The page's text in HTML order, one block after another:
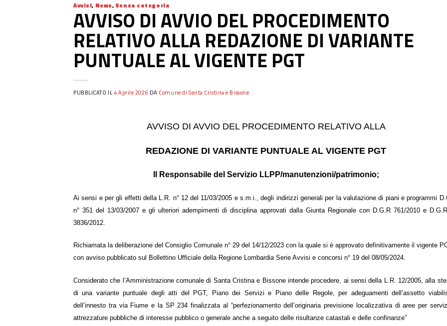
Avvisi, News, Senza categoria
AVVISO DI AVVIO DEL PROCEDIMENTO
RELATIVO ALLA REDAZIONE DI VARIANTE
PUNTUALE AL VIGENTE PGT
PUBBLICATO IL4 Aprile 2026 DA Comune di Santa Cristina e Bissone
AVVISO DI AVVIO DEL PROCEDIMENTO RELATIVO ALLA
REDAZIONE DI VARIANTE PUNTUALE AL VIGENTE PGT
Il Responsabile del Servizio LLPP/manutenzioni/patrimonio;
Ai sensi e per gli effetti della L.R. n° 12 del 11/03/2005 e s.m.i., degli indirizzi generali per la valutazione di piani e programmi
n° 351 del 13/03/2007 e gli ulteriori adempimenti di disciplina approvati dalla Giunta Regionale con D.G.R 761/2010 e
3836/2012.
Richiamata la deliberazione del Consiglio Comunale n° 29 del 14/12/2023 con la quale si è approvato definitivamente il vigente
con avviso pubblicato sul Bollettino Ufficiale della Regione Lombardia Serie Avvisi e concorsi n° 19 del 08/05/2024.
Considerato che l’Amministrazione comunale di Santa Cristina e Bissone intende procedere, ai sensi della L.R. 12/2005, alla
di una variante puntuale degli atti del PGT, Piano dei Servizi e Piano delle Regole, per adeguamenti dell’assetto
dell’innesto tra via Fiume e la SP 234 finalizzata al “perfezionamento dell’originaria previsione localizzativa di aree per
attrezzature pubbliche di interesse pubblico o generale anche a seguito delle risultanze catastali e delle confinanze”